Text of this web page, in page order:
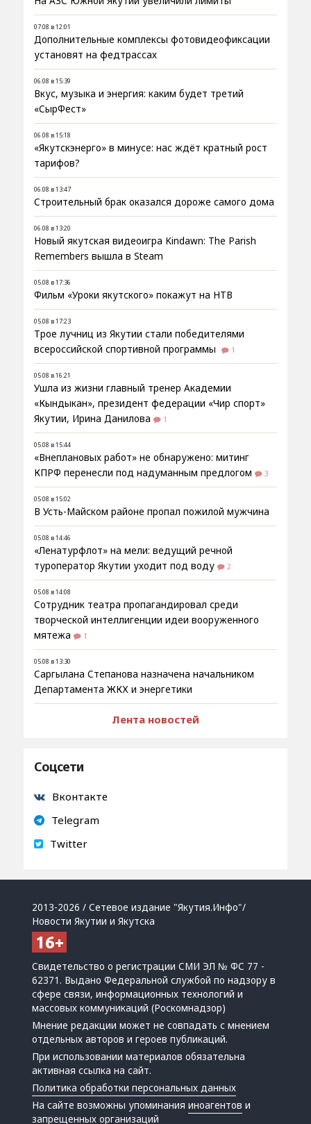
07.08 в 12:01
Дополнительные комплексы фотовидеофиксации
установят на федтрассах
06.08 в 15:39
Вкус, музыка и энергия: каким будет третий
«СырФест»
06.08 в 15:18
«Якутскэнерго» в минусе: нас ждёт кратный рост
тарифов?
06.08 в 13:47
Строительный брак оказался дороже самого дома
06.08 в 13:20
Новый якутская видеоигра Kindawn: The Parish
Remembers вышла в Steam
05.08 в 17:36
Фильм «Уроки якутского» покажут на НТВ
05.08 в 17:23
Трое лучниц из Якутии стали победителями
всероссийской спортивной программы
1
05.08 в 16:21
Ушла из жизни главный тренер Академии
«Кындыкан», президент федерации «Чир спорт»
Якутии, Ирина Данилова
1
05.08 в 15:44
«Внеплановых работ» не обнаружено: митинг
КПРФ перенесли под надуманным предлогом
3
05.08 в 15:02
В Усть-Майском районе пропал пожилой мужчина
05.08 в 14:46
«Ленатурфлот» на мели: ведущий речной
туроператор Якутии уходит под воду
2
05.08 в 14:08
Сотрудник театра пропагандировал среди
творческой интеллигенции идеи вооруженного
мятежа
1
05.08 в 13:30
Саргылана Степанова назначена начальником
Департамента ЖКХ и энергетики
Лента новостей
Соцсети
Вконтакте
Telegram
Twitter
2013-2026 / Сетевое издание "Якутия.Инфо"/
Новости Якутии и Якутска
Свидетельство о регистрации СМИ ЭЛ № ФС 77 -
62371. Выдано Федеральной службой по надзору в
сфере связи, информационных технологий и
массовых коммуникаций (Роскомнадзор)
Мнение редакции может не совпадать с мнением
отдельных авторов и героев публикаций.
При использовании материалов обязательна
активная ссылка на сайт.
Политика обработки персональных данных
На сайте возможны упоминанияиноагентов и
запрещенных организаций